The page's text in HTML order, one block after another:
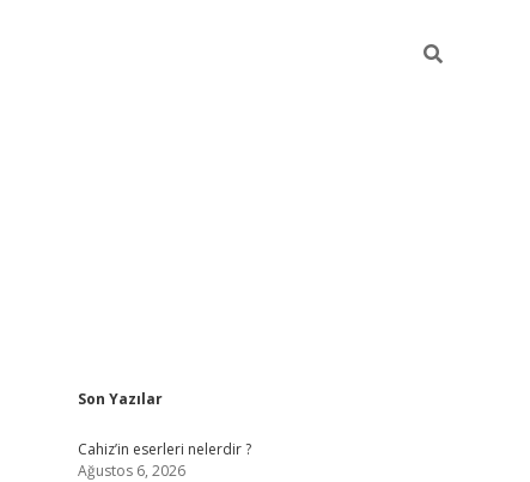
Sidebar
Son Yazılar
Cahiz’in eserleri nelerdir ?
Ağustos 6, 2026
ilbet mobil giriş